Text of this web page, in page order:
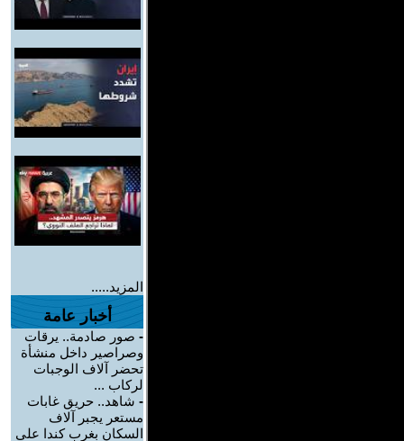
المزيد.....
أخبار عامة
- صور صادمة.. يرقات
وصراصير داخل منشأة
تحضر آلاف الوجبات
لركاب ...
- شاهد.. حريق غابات
مستعر يجبر آلاف
السكان بغرب كندا على